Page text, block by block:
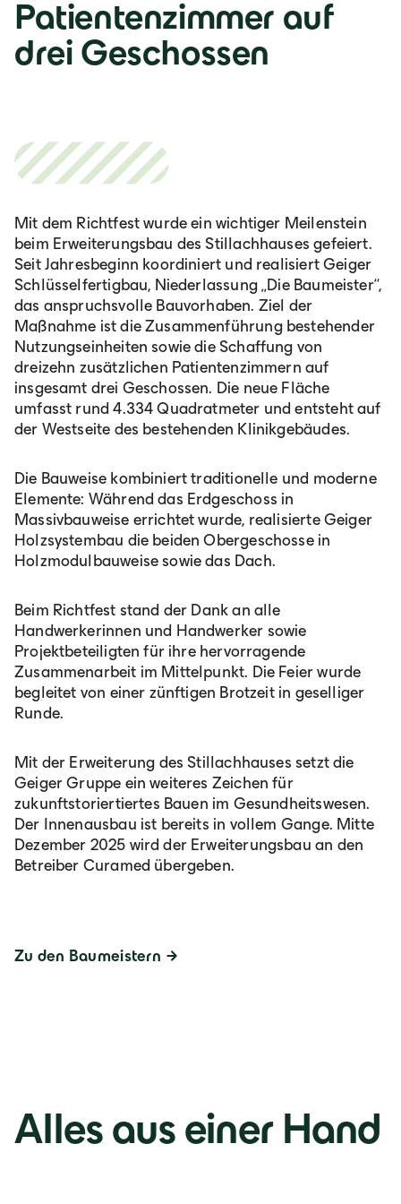
Patientenzimmer auf
drei Geschossen
Zu den Baumeistern
Mit dem Richtfest wurde ein wichtiger Meilenstein
beim Erweiterungsbau des Stillachhauses gefeiert.
Seit Jahresbeginn koordiniert und realisiert Geiger
Schlüsselfertigbau, Niederlassung „Die Baumeister“,
das anspruchsvolle Bauvorhaben. Ziel der
Maßnahme ist die Zusammenführung bestehender
Nutzungseinheiten sowie die Schaffung von
dreizehn zusätzlichen Patientenzimmern auf
insgesamt drei Geschossen. Die neue Fläche
umfasst rund 4.334 Quadratmeter und entsteht auf
der Westseite des bestehenden Klinikgebäudes.
Die Bauweise kombiniert traditionelle und moderne
Elemente: Während das Erdgeschoss in
Massivbauweise errichtet wurde, realisierte Geiger
Holzsystembau die beiden Obergeschosse in
Holzmodulbauweise sowie das Dach.
Beim Richtfest stand der Dank an alle
Handwerkerinnen und Handwerker sowie
Projektbeteiligten für ihre hervorragende
Zusammenarbeit im Mittelpunkt. Die Feier wurde
begleitet von einer zünftigen Brotzeit in geselliger
Runde.
Mit der Erweiterung des Stillachhauses setzt die
Geiger Gruppe ein weiteres Zeichen für
zukunftstoriertiertes Bauen im Gesundheitswesen.
Der Innenausbau ist bereits in vollem Gange. Mitte
Dezember 2025 wird der Erweiterungsbau an den
Betreiber Curamed übergeben.
Alles aus einer Hand
Lb. română